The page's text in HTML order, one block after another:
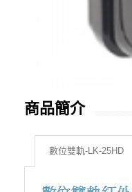
商品簡介
數位雙軌-LK-25HD